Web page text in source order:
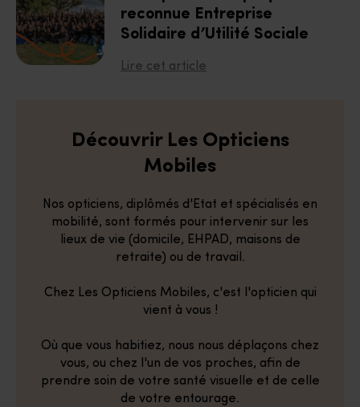
reconnue Entreprise
Solidaire d’Utilité Sociale
Lire cet article
Découvrir Les Opticiens
Mobiles
Nos opticiens, diplômés d'Etat et spécialisés en
mobilité, sont formés pour intervenir sur les
lieux de vie (domicile, EHPAD, maisons de
retraite) ou de travail.
Chez Les Opticiens Mobiles, c'est l'opticien qui
vient à vous !
Où que vous habitiez, nous nous déplaçons chez
vous, ou chez l'un de vos proches, afin de
prendre soin de votre santé visuelle et de celle
de votre entourage.